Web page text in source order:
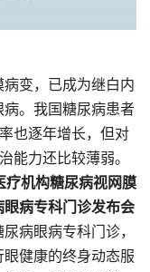
变，已成为继白内
。我国糖尿病患者
也逐年增长，但对
能力还比较薄弱。
疗机构糖尿病视网膜
病专科门诊发布会
病眼病专科门诊，
健康的终身动态服